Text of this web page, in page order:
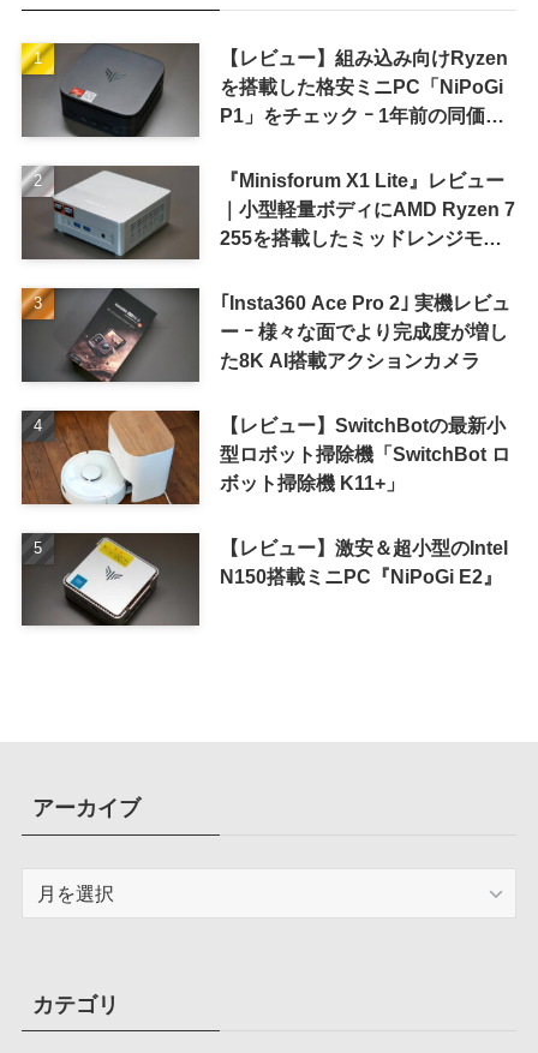
【レビュー】組み込み向けRyzen
を搭載した格安ミニPC「NiPoGi
P1」をチェック ｰ 1年前の同価格
『Minisforum X1 Lite』レビュー
｜小型軽量ボディにAMD Ryzen 7
255を搭載したミッドレンジモデ
｢Insta360 Ace Pro 2｣ 実機レビュ
ー ｰ 様々な面でより完成度が増し
た8K AI搭載アクションカメラ
【レビュー】SwitchBotの最新小
型ロボット掃除機「SwitchBot ロ
ボット掃除機 K11+」
【レビュー】激安＆超小型のIntel
N150搭載ミニPC『NiPoGi E2』
アーカイブ
ブカテゴリ